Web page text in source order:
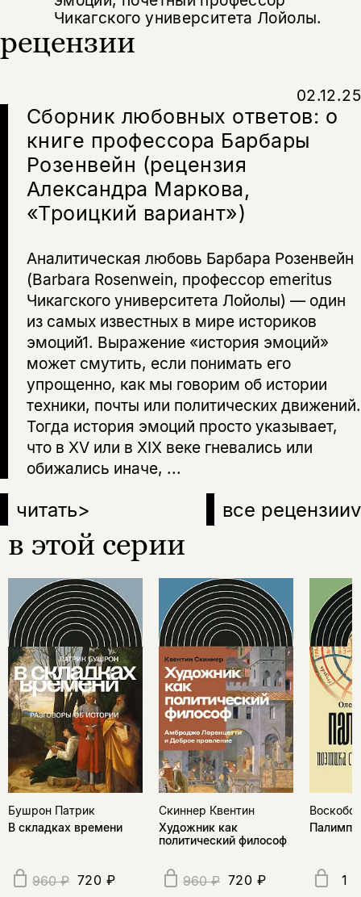
Чикагского университета Лойолы.
рецензии
Сборник любовных ответов: о
книге профессора Барбары
Розенвейн (рецензия
Александра Маркова,
«Троицкий вариант»)
02.12.25
Аналитическая любовь Барбара Розенвейн
(Barbara Rosenwein, профессор emeritus
Чикагского университета Лойолы) — один
из самых известных в мире историков
эмоций1. Выражение «история эмоций»
может смутить, если понимать его
упрощенно, как мы говорим об истории
техники, почты или политических движений.
Тогда история эмоций просто указывает,
что в XV или в XIX веке гневались или
обижались иначе, ...
читать> все рецензииv
в этой серии
Бушрон Патрик
В складках времени
960 ₽ 720 ₽
Скиннер Квентин
Художник как
политический философ
960 ₽ 720 ₽ 1